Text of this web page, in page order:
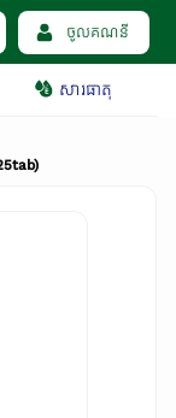
ចូលគណនី
សារធាតុ